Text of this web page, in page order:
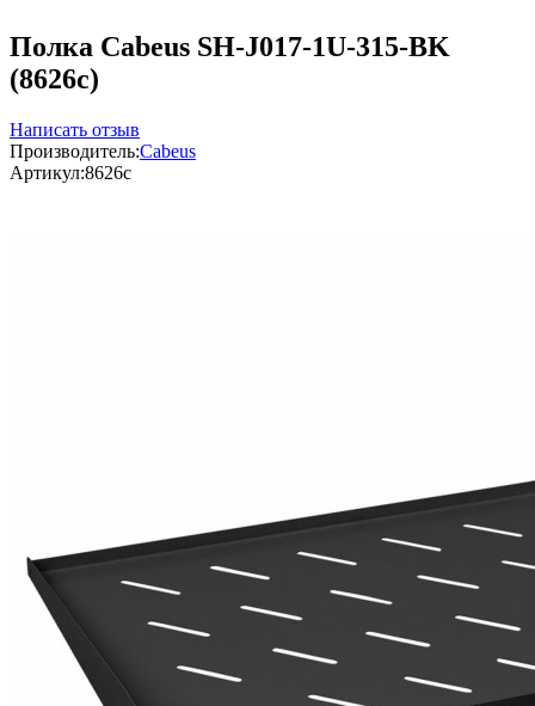
Полка Cabeus SH-J017-1U-315-BK
(8626c)
Написать отзыв
Производитель:Cabeus
Артикул:8626c